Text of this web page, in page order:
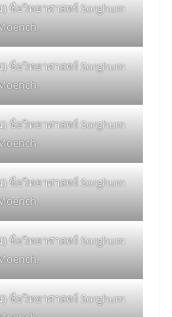
)ชื่อวิทยาศาสตร์ Sorghum
)ชื่อวิทยาศาสตร์ Sorghum
)ชื่อวิทยาศาสตร์ Sorghum
)ชื่อวิทยาศาสตร์ Sorghum
)ชื่อวิทยาศาสตร์ Sorghum
)ชื่อวิทยาศาสตร์ Sorghum